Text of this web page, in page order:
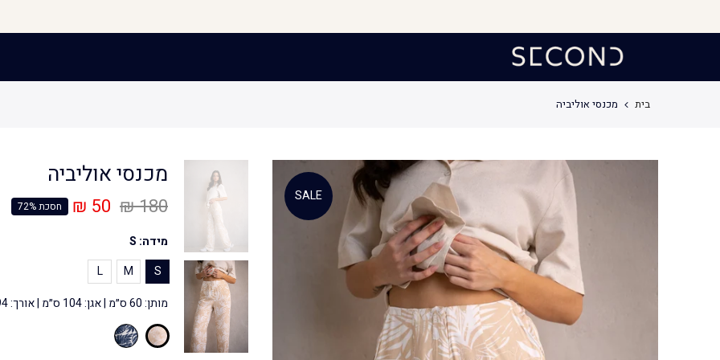
בית מכנסי אוליביה
SALE
מכנסי אוליביה
180 ₪
50 ₪ חסכת 72%
מידה: S
S
M
L
מותן: 60 ס״מ | אגן: 104 ס״מ | אורך: 94 ס״מ